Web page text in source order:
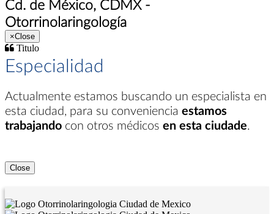
Cd. de México, CDMX -
Otorrinolaringología
×Close
Titulo
Especialidad
Actualmente estamos buscando un especialista en
esta ciudad, para su conveniencia estamos
trabajando con otros médicos en esta ciudade.
Close